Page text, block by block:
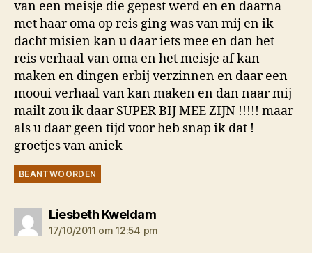
van een meisje die gepest werd en en daarna
met haar oma op reis ging was van mij en ik
dacht misien kan u daar iets mee en dan het
reis verhaal van oma en het meisje af kan
maken en dingen erbij verzinnen en daar een
mooui verhaal van kan maken en dan naar mij
mailt zou ik daar SUPER BIJ MEE ZIJN !!!!! maar
als u daar geen tijd voor heb snap ik dat !
groetjes van aniek
BEANTWOORDEN
Liesbeth Kweldamzegt:
17/10/2011 om 12:54 pm